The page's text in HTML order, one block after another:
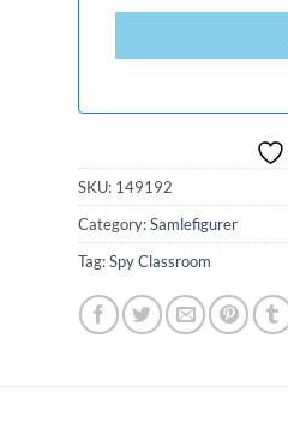
SKU: 149192
Category:Samlefigurer
Tag:Spy Classroom